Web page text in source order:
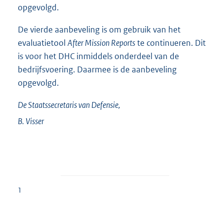
opgevolgd.
De vierde aanbeveling is om gebruik van het
evaluatietool After Mission Reportste continueren. Dit
is voor het DHC inmiddels onderdeel van de
bedrijfsvoering. Daarmee is de aanbeveling
opgevolgd.
De Staatssecretaris van Defensie,
B.Visser
1